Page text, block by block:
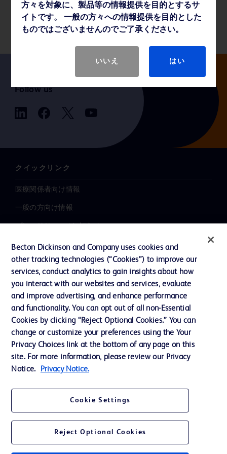
製品基本仕様
Follow us
クイックリンク
医療関係者向け情報
一般の方向け情報
プレスリリース / お知らせ
インクルージョン、ダイバー
シティ ＆ エクイティ
投資家向け情報（英語）
会社案内
お問い合わせ
Cookie Preferences
プライバシーポリシー
© 2026 BD. All rights reserved. BD and the BD Logo are trademarks of
方々を対象に、製品等の情報提供を目的とするサ
イトです。 一般の方々への情報提供を目的とした
ものではございませんのでご了承ください。
いいえ はい
Becton Dickinson and Company uses cookies and
other tracking technologies (“Cookies”) to improve our
services, conduct analytics to gain insights about how
you interact with our websites and services, evaluate
and improve advertising, and enhance performance
and functionality. You can opt out of all non-Essential
Cookies by clicking “Reject Optional Cookies.” You can
change or customize your preferences using the Your
Privacy Choices link at the bottom of any page on this
site. For more information, please review our Privacy
Notice.
Privacy Notice.
Cookie Settings
Reject Optional Cookies